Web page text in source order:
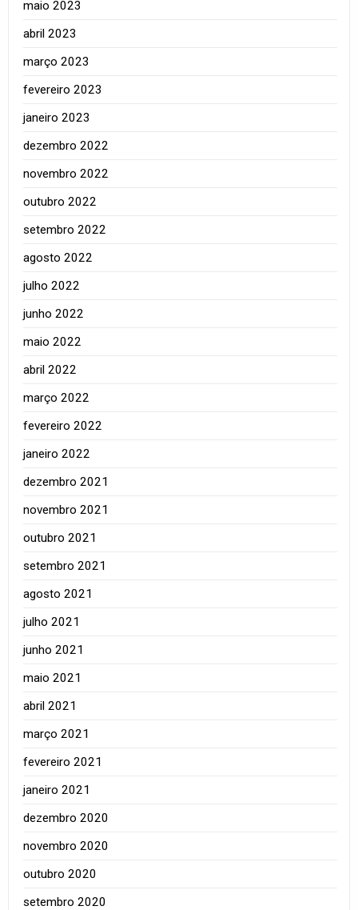
maio 2023
abril 2023
março 2023
fevereiro 2023
janeiro 2023
dezembro 2022
novembro 2022
outubro 2022
setembro 2022
agosto 2022
julho 2022
junho 2022
maio 2022
abril 2022
março 2022
fevereiro 2022
janeiro 2022
dezembro 2021
novembro 2021
outubro 2021
setembro 2021
agosto 2021
julho 2021
junho 2021
maio 2021
abril 2021
março 2021
fevereiro 2021
janeiro 2021
dezembro 2020
novembro 2020
outubro 2020
setembro 2020